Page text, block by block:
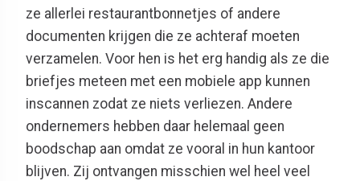
ze allerlei restaurantbonnetjes of andere
documenten krijgen die ze achteraf moeten
verzamelen. Voor hen is het erg handig als ze die
briefjes meteen met een mobiele app kunnen
inscannen zodat ze niets verliezen. Andere
ondernemers hebben daar helemaal geen
boodschap aan omdat ze vooral in hun kantoor
blijven. Zij ontvangen misschien wel heel veel